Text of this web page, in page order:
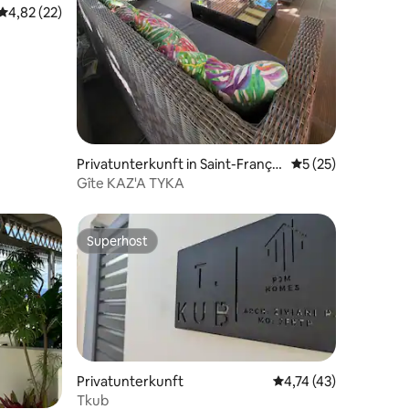
Bewertung: 4,82 von 5, 22 Bewertungen
4,82 (22)
Privatunterkunft in Saint-Françoi
s
Durchschnittliche
5 (25)
Gîte KAZ'A TYKA
Superhost
Superhost
Privatunterkunft Durchschnittliche
4,74 (43)
Tkub